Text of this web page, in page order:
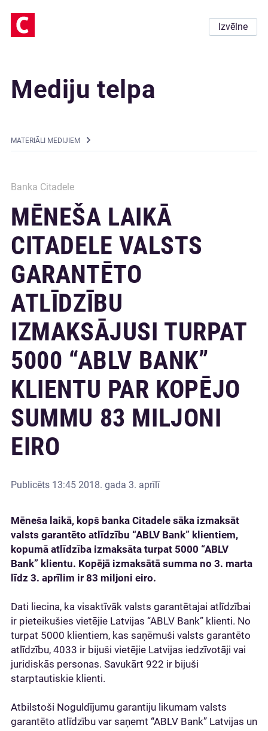
Izvēlne
Mediju telpa
MATERIĀLI MEDIJIEM
Banka Citadele
MĒNEŠA LAIKĀ
CITADELE VALSTS
GARANTĒTO
ATLĪDZĪBU
IZMAKSĀJUSI TURPAT
5000 “ABLV BANK”
KLIENTU PAR KOPĒJO
SUMMU 83 MILJONI
EIRO
Publicēts 13:45 2018. gada 3. aprīlī
Mēneša laikā, kopš banka Citadele sāka izmaksāt
valsts garantēto atlīdzību “ABLV Bank” klientiem,
kopumā atlīdzība izmaksāta turpat 5000 “ABLV
Bank” klientu. Kopējā izmaksātā summa no 3. marta
līdz 3. aprīlim ir 83 miljoni eiro.
Dati liecina, ka visaktīvāk valsts garantētajai atlīdzībai
ir pieteikušies vietējie Latvijas “ABLV Bank” klienti. No
turpat 5000 klientiem, kas saņēmuši valsts garantēto
atlīdzību, 4033 ir bijuši vietējie Latvijas iedzīvotāji vai
juridiskās personas. Savukārt 922 ir bijuši
starptautiskie klienti.
Atbilstoši Noguldījumu garantiju likumam valsts
garantēto atlīdzību var saņemt “ABLV Bank” Latvijas un